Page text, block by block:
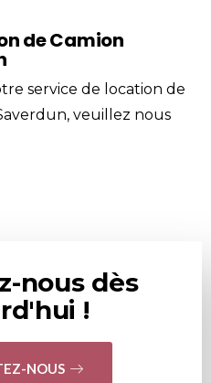
de Camion
service de location de
veuillez nous
nous dès
!
NOUS